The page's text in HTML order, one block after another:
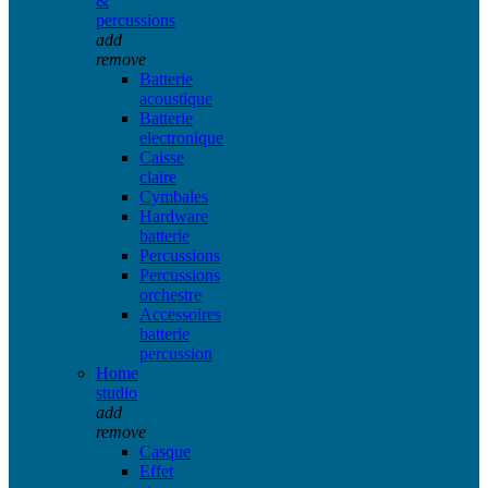
percussions
add
remove
Batterie
acoustique
Batterie
electronique
Caisse
claire
Cymbales
Hardware
batterie
Percussions
Percussions
orchestre
Accessoires
batterie
percussion
Home
studio
add
remove
Casque
Effet